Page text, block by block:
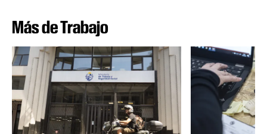
Más de Trabajo